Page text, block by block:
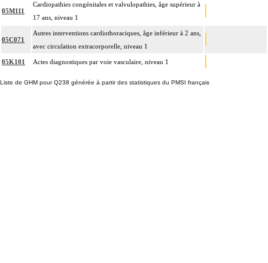
05M111
Cardiopathies congénitales et valvulopathies, âge supérieur à
17 ans, niveau 1
05C071
Autres interventions cardiothoraciques, âge inférieur à 2 ans,
avec circulation extracorporelle, niveau 1
05K101 Actes diagnostiques par voie vasculaire, niveau 1
Liste de GHM pour Q238 générée à partir des statistiques du PMSI français